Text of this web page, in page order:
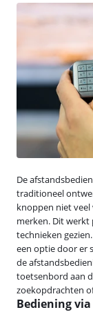
De
traditioneel
knoppen niet veel
merken. Dit werkt
technieken
een optie door er
de
toetsenbord aan
zoekopdrachten
Bediening